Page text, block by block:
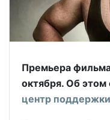
Премьера
октября. Об
центр